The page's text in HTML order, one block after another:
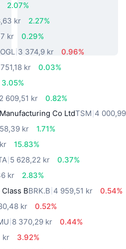
2.07%
kr
2.27%
kr
0.29%
3 374,9 kr
0.96%
kr
0.03%
3.05%
2 609,51 kr
0.82%
Co LtdTSM 4
kr
1.71%
15.83%
5 628,22 kr
0.37%
kr
2.83%
BBRK.B 4 959,51 kr
0.54%
kr
0.52%
8 370,29 kr
0.44%
kr
3.92%